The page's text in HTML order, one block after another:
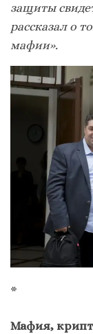
защиты
рассказал о
мафии».
*
Мафия,